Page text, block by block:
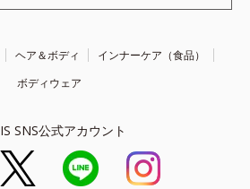
ヘア＆ボディ
インナーケア（食品）
ボディウェア
SNS公式アカウント